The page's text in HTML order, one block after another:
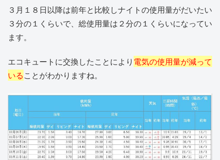
３月１８日以降は前年と比較しナイトの使用量がだいたい
３分の１くらいで、総使用量は２分の１くらいになってい
ます。
エコキュートに交換したことにより 電気の使用量が減って
いることがわかりますね。